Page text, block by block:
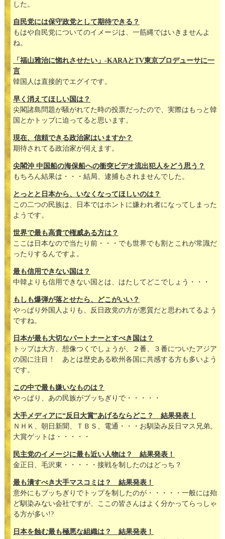
した。
自民党には保守政党として期待できる？
もはや自民党についてのイメージは、一筋縄ではいきませんよ
ね。
「福山雅治に惚れさせたい」-KARAとTV東京プロデューサに一
言
韓国人は直接的でエグイです。
早く消えてほしい国は？
尖閣諸島問題が騒がれてた時の投票だったので、実際はもっと韓
国とかトップに迫ってると思います。
現在、信頼できる政治家はいますか？
期待されてる政治家が伺えます。
尖閣沖 中国船の海保船への衝突ビデオ流出犯人をどう思う？
もちろん結果は・・・結局、逮捕もされませんでした。
とっとと日本から、いなくなってほしいのは？
この二つの民族は、日本ではホントに嫌われ者になってしまった
ようです。
世界で最も高貴で権威ある方は？
ここは日本なので当たり前・・・でも世界でも割とこれが常識だ
ったりするんですよ。
最も信用できない国は？
中韓よりも信用できない国とは、はたしてどこでしょう・・・
もしも爆弾が落とせたら、どこがいい？
やっぱり外国人よりも、反日政党の方が悪質だと思われてるよう
ですね。
日本が最も大切なパートナーとすべき国は？
トップは大方、想像つくでしょうが、２番、３番についたアジア
の国に注目！ あとは歴史ある欧州各国に共感する方も多いよう
です。
この中で最も嫌いなものは？
やっぱり、あの民族がブッちぎりで・・・・・
大手メディアに“反日大賞”あげるならどこ？ 結果発表！
ＮＨＫ、朝日新聞、ＴＢＳ、電通・・・お馴染み反日マス兄弟。
大賞ゲットは・・・・・
民主党のイメージに最も近い人物は？ 結果発表！
金正日、毛沢東・・・・・接戦を制したのはどっち？
最も潰すべき大手マスコミは？ 結果発表！
意外にもブッちぎりでトップを制したのが・・・・・一般には殆
ど馴染みない会社ですが、ここの皆さんはよく分かってらっしゃ
る方が多い!?
日本を蝕む最も極悪な組織は？ 結果発表！